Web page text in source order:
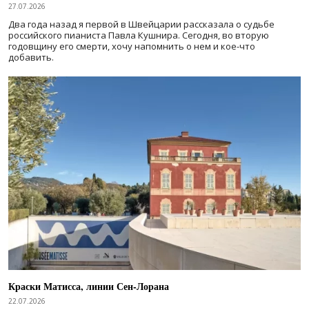
27.07.2026
Два года назад я первой в Швейцарии рассказала о судьбе
российского пианиста Павла Кушнира. Сегодня, во вторую
годовщину его смерти, хочу напомнить о нем и кое-что
добавить.
Краски Матисса, линии Сен-Лорана
22.07.2026